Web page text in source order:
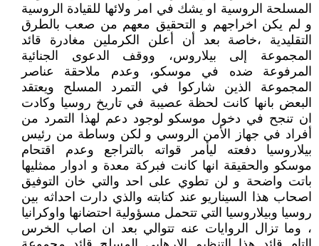
المسلحة الروسية او يشك في امر ولائها للقيادة الروسية
و لم يكن اخراجهم و التحقيق معهم من صعب بالطرق
التقليدية ،خاصة بعد أن أعلن الكرملين مغادرة قائد
المجموعة إلى بيلاروس، ووقف الدعوى الجنائية
المرفوعة ضده في موسكو، وعدم ملاحقة عناصر
المجموعة الذين شاركوا في التمرد المسلح ويعتقد
البعض بانها كانت لحظة عصيبة في تاريخ روسيا وكادت
ان تنجح في دخول موسكو لوجود دعم لهذا التمرد من
أفراد في جهاز الأمن الروسي و لكن وساطة من رئيس
بيلاروسيا دفعته ليأمر قواته بالتراجع وعدم اقتحام
موسكو والحقيقة انها كانت فبركة معدة و ادوار ممثليها
باتت واضحة و لن تطوي على احد والتي خان التوفيق
اصحاب هذا السيناريو عند كتابته والذي دارت احداثه بين
روسيا وبيلاروسيا التي تتحمل مسؤولية احتضانها واوكرانيا
، وما تزال الروايات عنه تتوالي بعد ان اصاب الخرس